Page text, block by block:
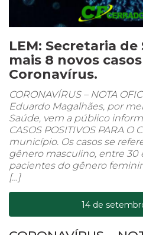
LEM: Secretaria
mais 8 novos
Coronavírus.
CORONAVÍRUS – NOTA
Eduardo Magalhães, por
Saúde, vem a público
CASOS POSITIVOS PARA O
município. Os casos se
gênero masculino, entre 30
pacientes do gênero
[…]
14 de